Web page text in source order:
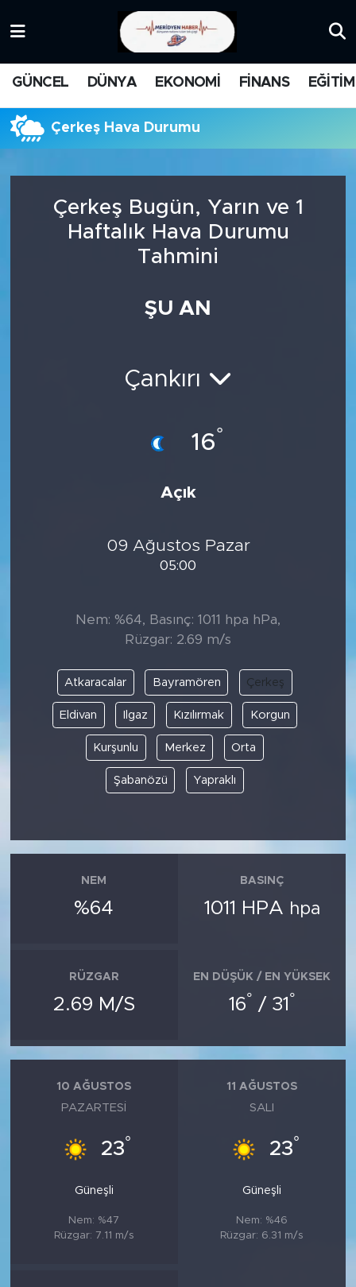
GÜNCEL DÜNYA EKONOMİ FİNANS EĞİTİM
Çerkeş Hava Durumu
Çerkeş Bugün, Yarın ve 1
Haftalık Hava Durumu
Tahmini
ŞU AN
Çankırı
16°
Açık
09 Ağustos Pazar
05:00
Nem: %64, Basınç: 1011 hpa hPa,
Rüzgar: 2.69 m/s
Atkaracalar Bayramören Çerkeş
Eldivan Ilgaz Kızılırmak Korgun
Kurşunlu Merkez Orta
Şabanözü Yapraklı
NEM
%64
BASINÇ
1011 HPA hpa
RÜZGAR
2.69 M/S
EN DÜŞÜK / EN YÜKSEK
16° / 31 °
10 AĞUSTOS
PAZARTESI
23°
Güneşli
Nem: %47
Rüzgar: 7.11 m/s
11 AĞUSTOS
SALI
23°
Güneşli
Nem: %46
Rüzgar: 6.31 m/s
FİNANS
BİLİM-TEKNOLOJİ
POLİTİKA
EKONOMİ
KÜLTÜR SANAT
TARİH
FOTO GALERİ
VİDEOLAR
ALINTI YAZARLAR
SOSYAL MEDYA
Süper Lig Puan Durumu ve Fikstür
Tüm Manşetler
Son Dakika Haberleri